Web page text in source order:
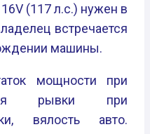
(117 л.с.) нужен в
встречается
машины.
мощности при
рывки при
вялость авто.